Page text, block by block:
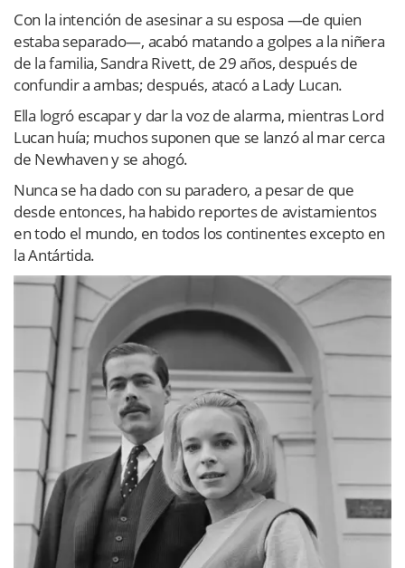
Con la intención de asesinar a su esposa —de quien
estaba separado—, acabó matando a golpes a la niñera
de la familia, Sandra Rivett, de 29 años, después de
confundir a ambas; después, atacó a Lady Lucan.
Ella logró escapar y dar la voz de alarma, mientras Lord
Lucan huía; muchos suponen que se lanzó al mar cerca
de Newhaven y se ahogó.
Nunca se ha dado con su paradero, a pesar de que
desde entonces, ha habido reportes de avistamientos
en todo el mundo, en todos los continentes excepto en
la Antártida.